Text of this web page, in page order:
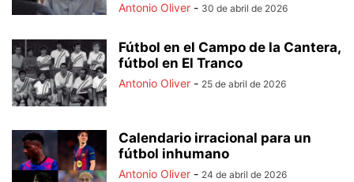
Antonio Oliver - 30 de abril de 2026
Fútbol en el Campo de la Cantera,
fútbol en El Tranco
Antonio Oliver - 25 de abril de 2026
Calendario irracional para un
fútbol inhumano
Antonio Oliver - 24 de abril de 2026